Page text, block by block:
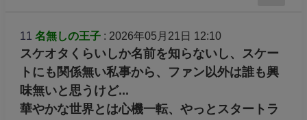
11 名無しの王子: 2026年05月21日 12:10
スケオタくらいしか名前を知らないし、スケー
トにも関係無い私事から、ファン以外は誰も興
味無いと思うけど...
華やかな世界とは心機一転、やっとスタートラ